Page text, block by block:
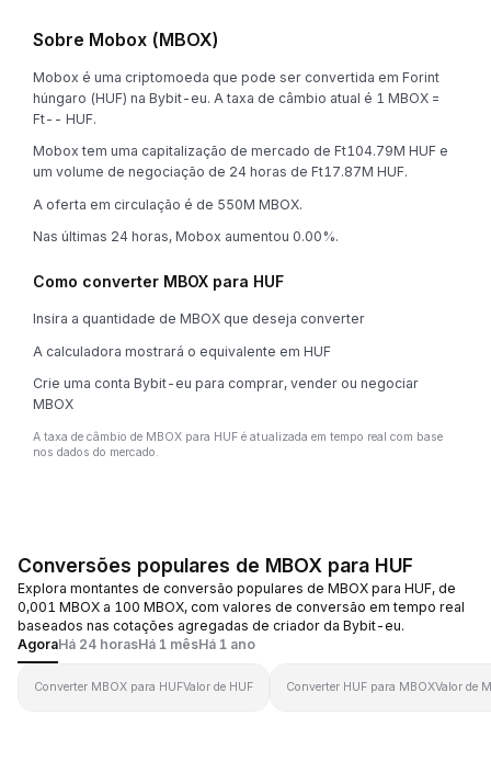
Sobre Mobox (MBOX)
Mobox é uma criptomoeda que pode ser convertida em Forint
húngaro (HUF) na Bybit-eu. A taxa de câmbio atual é 1 MBOX =
Ft-- HUF.
Mobox tem uma capitalização de mercado de Ft104.79M HUF e
um volume de negociação de 24 horas de Ft17.87M HUF.
A oferta em circulação é de 550M MBOX.
Nas últimas 24 horas, Mobox aumentou 0.00%.
Como converter MBOX para HUF
Insira a quantidade de MBOX que deseja converter
A calculadora mostrará o equivalente em HUF
Crie uma conta Bybit-eu para comprar, vender ou negociar
MBOX
A taxa de câmbio de MBOX para HUF é atualizada em tempo real com base
nos dados do mercado.
Conversões populares de MBOX para HUF
Explora montantes de conversão populares de MBOX para HUF, de
0,001 MBOX a 100 MBOX, com valores de conversão em tempo real
baseados nas cotações agregadas de criador da Bybit-eu.
AgoraHá 24 horasHá 1 mêsHá 1 ano
Converter MBOX para HUFValor de HUF Converter HUF para MBOXValor de